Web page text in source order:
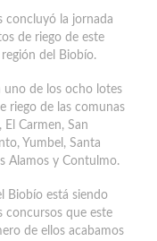
concluyó la jornada
de riego de este
del Biobío.
uno de los ocho lotes
riego de las comunas
Carmen, San
Yumbel, Santa
Alamos y Contulmo.
Biobío está siendo
concursos que este
de ellos acabamos